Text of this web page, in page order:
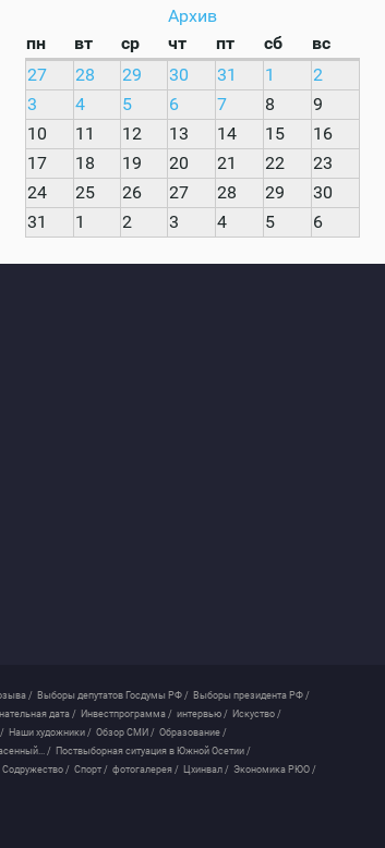
Архив
пн
вт ср чт пт сб
вс
27
28 29 30 31 1
2
3
4 5 6 7 8
9
10
11 12 13 14 15
16
17
18 19 20 21 22
23
24
25 26 27 28 29
30
31
1 2 3 4 5 6
/ Выборы депутатов Госдумы РФ / Выборы президента РФ /
дата / Инвестпрограмма / интервью / Искуство /
/ Наши художники / Обзор СМИ / Образование /
/ Поствыборная ситуация в Южной Осетии /
Содружество / Спорт / фотогалерея / Цхинвал / Экономика РЮО /